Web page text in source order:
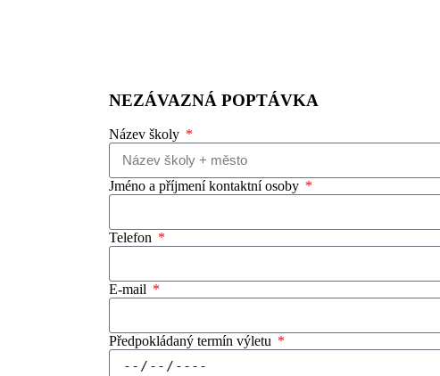
NEZÁVAZNÁ POPTÁVKA
Název školy
Jméno a příjmení kontaktní osoby
Telefon
E-mail
Předpokládaný termín výletu